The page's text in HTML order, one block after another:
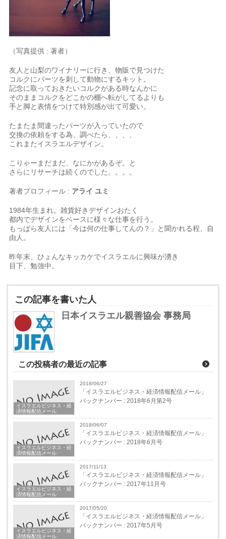
（写真提供 : 著者）
友人と山梨のワイナリーに行き、物販で見つけた
コルクにパーツを刺して動物にするキット。
記念に取っておきたいコルクがある時なんかに
そのままコルクをどこかの棚へ転がしてるよりも
手と脚と表情をつけて特別感が出て可愛い。
たまたま間違ったパーツが入っていたので
交換の依頼をする為、調べたら、、、、
これまたイスラエルデザイン。
こりゃーまだまだ、なにかがあるぞ。と
さらにリサーチは続くのでした。。。。
著者プロフィール : アライ ユミ
1984年生まれ。雑貨好きデザインおたく
都内でデザインをベースに様々な仕事を行う。
もっぱら友人には「今は何の仕事してんの？」と聞かれる程、自
由人。
昨年末、ひょんなキッカケでイスラエルに興味が湧き
目下、勉強中。
この記事を書いた人
日本イスラエル親善協会 事務局
この投稿者の最近の記事
イスラエルビジネス・経
済情報配信メール
2018/06/27
「イスラエルビジネス・経済情報配信メール」
バックナンバー : 2018年6月第2号
イスラエルビジネス・経
済情報配信メール
2018/06/07
「イスラエルビジネス・経済情報配信メール」
バックナンバー : 2018年6月号
イスラエルビジネス・経
済情報配信メール
2017/11/13
「イスラエルビジネス・経済情報配信メール」
バックナンバー : 2017年11月号
イスラエルビジネス・経
済情報配信メール
2017/05/20
「イスラエルビジネス・経済情報配信メール」
バックナンバー : 2017年5月号